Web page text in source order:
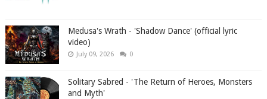
Medusa's Wrath - 'Shadow Dance' (official lyric
video)
July 09, 2026 0
Solitary Sabred - 'The Return of Heroes, Monsters
and Myth'